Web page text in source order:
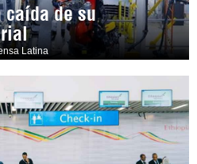
de su
Latina